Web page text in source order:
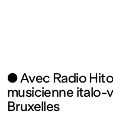
d’art
● Avec Radio
musicienne italo-
Bruxelles